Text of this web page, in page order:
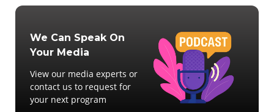
We Can Speak On
Your Media
View our media experts or
contact us to request for
your next program